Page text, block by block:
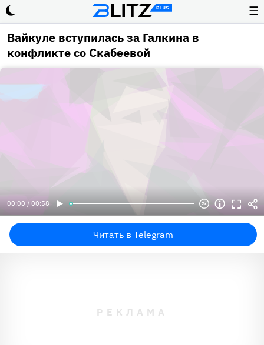
☰
Вайкуле вступилась за Галкина в
конфликте со Скабеевой
00:00 / 00:58
Читать в Telegram